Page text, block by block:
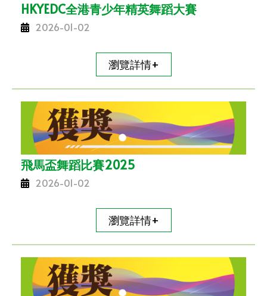
HKYEDC全港青少年精英舞蹈大賽
2026-01-02
瀏覽詳情+
飛馬盃舞蹈比賽2025
2026-01-02
瀏覽詳情+